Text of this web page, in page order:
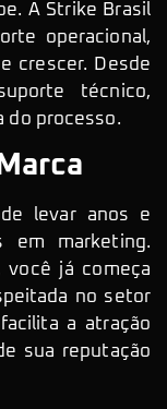
A Strike Brasil
operacional,
crescer. Desde
técnico,
do processo.
levar anos e
em marketing.
você já começa
no setor
a atração
sua reputação